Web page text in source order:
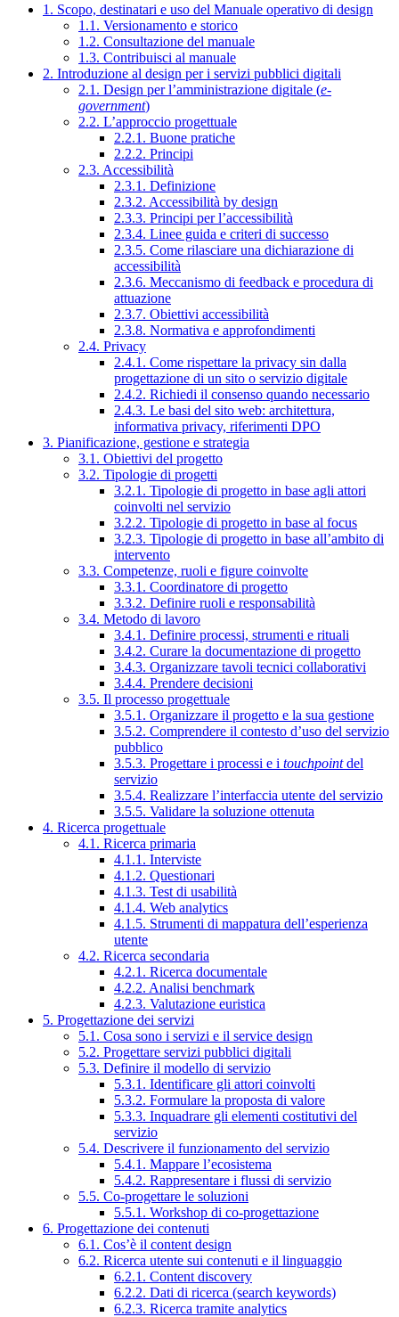
1. Scopo, destinatari e uso del Manuale operativo di design
1.1. Versionamento e storico
1.2. Consultazione del manuale
1.3. Contribuisci al manuale
2. Introduzione al design per i servizi pubblici digitali
2.1. Design per l’amministrazione digitale (e-
government)
2.2. L’approccio progettuale
2.2.1. Buone pratiche
2.2.2. Principi
2.3. Accessibilità
2.3.1. Definizione
2.3.2. Accessibilità by design
2.3.3. Principi per l’accessibilità
2.3.4. Linee guida e criteri di successo
2.3.5. Come rilasciare una dichiarazione di
accessibilità
2.3.6. Meccanismo di feedback e procedura di
attuazione
2.3.7. Obiettivi accessibilità
2.3.8. Normativa e approfondimenti
2.4. Privacy
2.4.1. Come rispettare la privacy sin dalla
progettazione di un sito o servizio digitale
2.4.2. Richiedi il consenso quando necessario
2.4.3. Le basi del sito web: architettura,
informativa privacy, riferimenti DPO
3. Pianificazione, gestione e strategia
3.1. Obiettivi del progetto
3.2. Tipologie di progetti
3.2.1. Tipologie di progetto in base agli attori
coinvolti nel servizio
3.2.2. Tipologie di progetto in base al focus
3.2.3. Tipologie di progetto in base all’ambito di
intervento
3.3. Competenze, ruoli e figure coinvolte
3.3.1. Coordinatore di progetto
3.3.2. Definire ruoli e responsabilità
3.4. Metodo di lavoro
3.4.1. Definire processi, strumenti e rituali
3.4.2. Curare la documentazione di progetto
3.4.3. Organizzare tavoli tecnici collaborativi
3.4.4. Prendere decisioni
3.5. Il processo progettuale
3.5.1. Organizzare il progetto e la sua gestione
3.5.2. Comprendere il contesto d’uso del servizio
pubblico
3.5.3. Progettare i processi e i touchpointdel
servizio
3.5.4. Realizzare l’interfaccia utente del servizio
3.5.5. Validare la soluzione ottenuta
4. Ricerca progettuale
4.1. Ricerca primaria
4.1.1. Interviste
4.1.2. Questionari
4.1.3. Test di usabilità
4.1.4. Web analytics
4.1.5. Strumenti di mappatura dell’esperienza
utente
4.2. Ricerca secondaria
4.2.1. Ricerca documentale
4.2.2. Analisi benchmark
4.2.3. Valutazione euristica
5. Progettazione dei servizi
5.1. Cosa sono i servizi e il service design
5.2. Progettare servizi pubblici digitali
5.3. Definire il modello di servizio
5.3.1. Identificare gli attori coinvolti
5.3.2. Formulare la proposta di valore
5.3.3. Inquadrare gli elementi costitutivi del
servizio
5.4. Descrivere il funzionamento del servizio
5.4.1. Mappare l’ecosistema
5.4.2. Rappresentare i flussi di servizio
5.5. Co-progettare le soluzioni
5.5.1. Workshop di co-progettazione
6. Progettazione dei contenuti
6.1. Cos’è il content design
6.2. Ricerca utente sui contenuti e il linguaggio
6.2.1. Content discovery
6.2.2. Dati di ricerca (search keywords)
6.2.3. Ricerca tramite analytics